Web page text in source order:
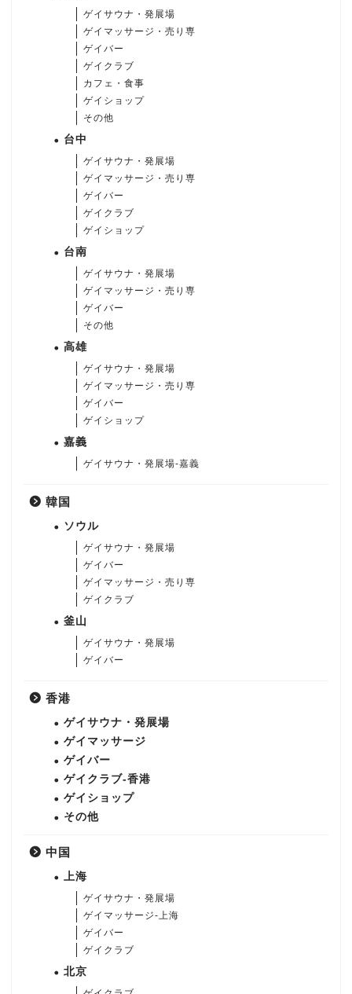
ゲイサウナ・発展場
ゲイマッサージ・売り専
ゲイバー
ゲイクラブ
カフェ・食事
ゲイショップ
その他
台中
ゲイサウナ・発展場
ゲイマッサージ・売り専
ゲイバー
ゲイクラブ
ゲイショップ
台南
ゲイサウナ・発展場
ゲイマッサージ・売り専
ゲイバー
その他
高雄
ゲイサウナ・発展場
ゲイマッサージ・売り専
ゲイバー
ゲイショップ
嘉義
ゲイサウナ・発展場-嘉義
韓国
ソウル
ゲイサウナ・発展場
ゲイバー
ゲイマッサージ・売り専
ゲイクラブ
釜山
ゲイサウナ・発展場
ゲイバー
香港
ゲイサウナ・発展場
ゲイマッサージ
ゲイバー
ゲイクラブ-香港
ゲイショップ
その他
中国
上海
ゲイサウナ・発展場
ゲイマッサージ-上海
ゲイバー
ゲイクラブ
北京